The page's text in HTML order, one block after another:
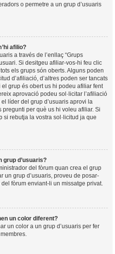
o permetre a un grup d’usuaris
afilio?
a través de l’enllaç “Grups
Si desitgeu afiliar-vos-hi feu clic
els grups són oberts. Alguns poden
d’afiliació, d’altres poden ser tancats
grup és obert us hi podeu afiliar fent
aprovació podeu sol·licitar l’afiliació
líder del grup d’usuaris aprovi la
per què us hi voleu afiliar. Si
rebutja la vostra sol·licitud ja que
grup d’usuaris?
del fòrum quan crea el grup
un grup d’usuaris, proveu de posar-
fòrum enviant-li un missatge privat.
un color diferent?
un color a un grup d’usuaris per fer